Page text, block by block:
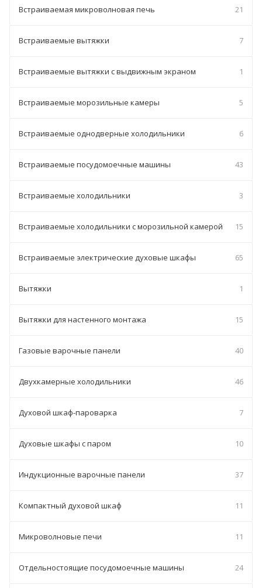
Встраиваемая микроволновая печь 21
Встраиваемые вытяжки 7
Встраиваемые вытяжки с выдвижным экраном 1
Встраиваемые морозильные камеры 5
Встраиваемые однодверные холодильники 6
Встраиваемые посудомоечные машины 43
Встраиваемые холодильники 3
Встраиваемые холодильники с морозильной камерой 15
Встраиваемые электрические духовые шкафы 65
Вытяжки 1
Вытяжки для настенного монтажа 15
Газовые варочные панели 40
Двухкамерные холодильники 46
Духовой шкаф-пароварка 7
Духовые шкафы с паром 10
Индукционные варочные панели 37
Компактный духовой шкаф 11
Микроволновые печи 11
Отдельностоящие посудомоечные машины 24